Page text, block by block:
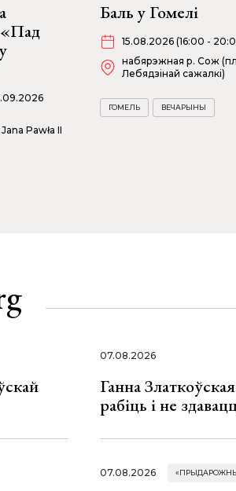
Pawła II
Баль у Гомелі
15.08.2026 (16:00 -
набярэжная р. Сож
Лебядзінай сажалкі)
ГОМЕЛЬ ВЕЧАРЫНЫ
07.08.2026
Ганна
рабіць і не
07.08.2026